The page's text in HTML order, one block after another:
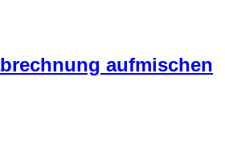
aufmischen